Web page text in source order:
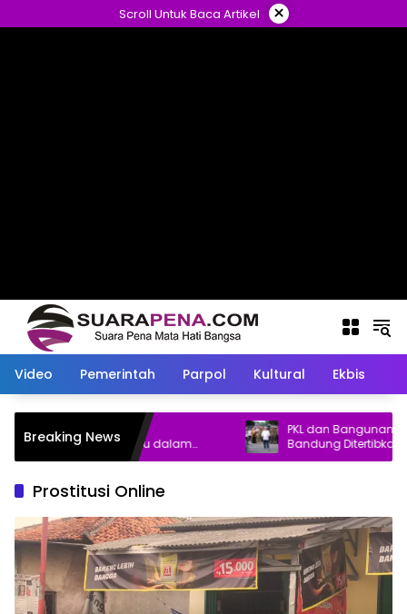
ke
Scroll Untuk Baca Artikel ×
Video Pemerintah Parpol Kultural Ekbis
Breaking News
Polri Gagalkan
30 Kg Sabu dalam
Teh
PKL dan Bangunan Liar di
Bandung Ditertibkan, 800
Gratis
Prostitusi Online